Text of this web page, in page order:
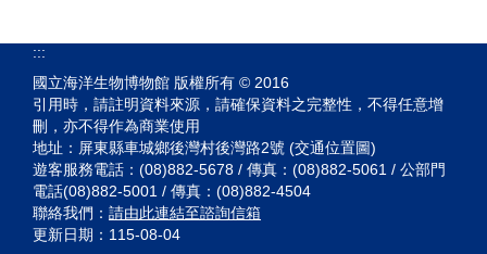
:::
國立海洋生物博物館 版權所有 © 2016
引用時，請註明資料來源，請確保資料之完整性，不得任意增
刪，亦不得作為商業使用
地址：屏東縣車城鄉後灣村後灣路2號 (交通位置圖)
遊客服務電話：(08)882-5678 / 傳真：(08)882-5061 / 公部門
電話(08)882-5001 / 傳真：(08)882-4504
聯絡我們： 請由此連結至諮詢信箱
更新日期： 115-08-04